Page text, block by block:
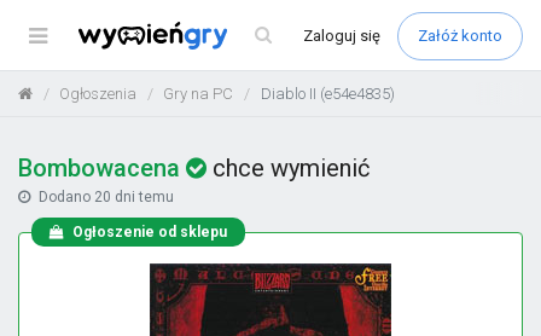
Menu Zaloguj się Załóż konto
Ogłoszenia Gry na PC Diablo II (e54e4835)
Bombowacena chce wymienić
Dodano 20 dni temu
Ogłoszenie od sklepu